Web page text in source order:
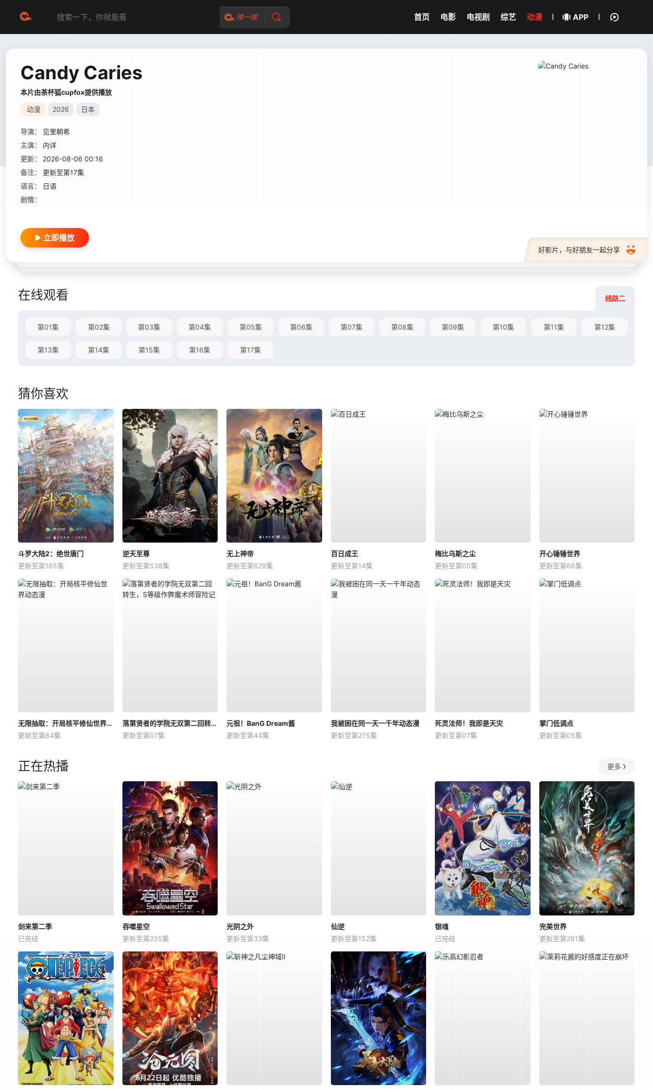
搜一搜 首页 电影 电视剧 综艺 动漫 APP
Candy Caries
本片由茶杯狐cupfox提供播放
动漫 2026 日本
导演：
见里朝希
主演：
内详
更新：
2026-08-06 00:16
备注：
更新至第17集
语言：
日语
剧情：
好影片，与好朋友一起分享
立即播放
在线观看 线路二
第01集 第02集 第03集 第04集 第05集 第06集 第07集 第08集 第09集 第10集 第11集 第12集
第13集 第14集 第15集 第16集 第17集
猜你喜欢
斗罗大陆2：绝世唐门
更新至第165集
逆天至尊
更新至第538集
无上神帝
更新至第629集
百日成王
更新至第14集
梅比乌斯之尘
更新至第05集
开心锤锤世界
更新至第66集
无限抽取：开局核平修仙世界动态漫
更新至第84集
落第贤者的学院无双第二回转生，S等级作弊魔术师冒险记
更新至第07集
元祖！BanG Dream酱
更新至第44集
我被困在同一天一千年动态漫
更新至第275集
死灵法师！我即是天灾
更新至第07集
掌门低调点
更新至第05集
正在热播 更多
剑来第二季
已完结
吞噬星空
更新至第235集
光阴之外
更新至第33集
仙逆
更新至第152集
银魂
已完结
完美世界
更新至第281集